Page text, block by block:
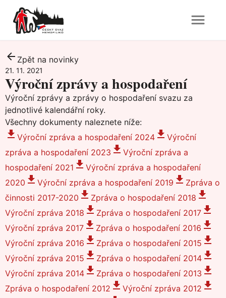
Zpět na novinky
21. 11. 2021
Výroční zprávy a hospodaření
Výroční zprávy a zprávy o hospodaření svazu za
jednotlivé kalendářní roky.
Všechny dokumenty naleznete níže:
Výroční zpráva a hospodaření 2024
Výroční
zpráva a hospodaření 2023
Výroční zpráva a
hospodaření 2021
Výroční zpráva a hospodaření
2020
Výroční zpráva a hospodaření 2019
Zpráva o
činnosti 2017-2020
Zpráva o hospodaření 2018
Výroční zpráva 2018
Zpráva o hospodaření 2017
Výroční zpráva 2017
Zpráva o hospodaření 2016
Výroční zpráva 2016
Zpráva o hospodaření 2015
Výroční zpráva 2015
Zpráva o hospodaření 2014
Výroční zpráva 2014
Zpráva o hospodaření 2013
Zpráva o hospodaření 2012
Výroční zpráva 2012